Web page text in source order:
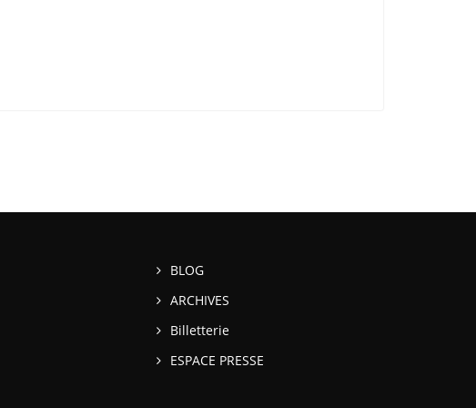
BLOG
ARCHIVES
Billetterie
ESPACE PRESSE